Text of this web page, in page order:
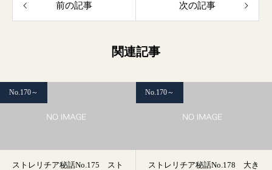
前の記事 次の記事
関連記事
No.170～
ストレリチア秘話No.175 スト
No.170～
ストレリチア秘話No.178 大き